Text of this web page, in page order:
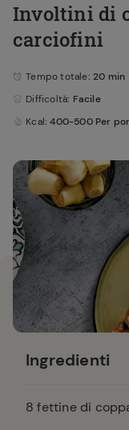
Involtini di
carciofini
Tempo totale: 20 min
Difficoltà: Facile
Kcal: 400-500 Per
Ingredienti
8 fettine di